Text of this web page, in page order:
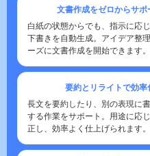
文書作成をゼロからサポ
白紙の状態からでも、指示に応
下書きを自動生成。アイデア整
ーズに文書作成を開始できます。
要約とリライトで効率
長文を要約したり、別の表現に
する作業をサポート。用途に応
正し、効率よく仕上げられます。